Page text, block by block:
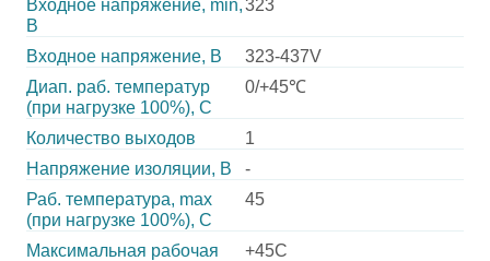
Входное напряжение, min,
В
323
Входное напряжение, В
323-437V
Диап. раб. температур
(при нагрузке 100%), C
0/+45℃
Количество выходов
1
Напряжение изоляции, В
-
Раб. температура, max
(при нагрузке 100%), C
45
Максимальная рабочая
+45C